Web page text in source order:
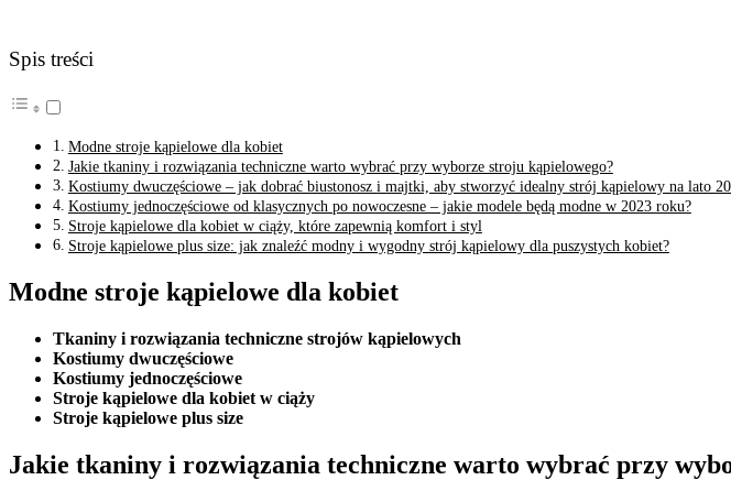
Spis treści
Modne stroje kąpielowe dla kobiet
Jakie tkaniny i rozwiązania techniczne warto wybrać przy wyborze stroju kąpielowego?
Kostiumy dwuczęściowe – jak dobrać biustonosz i majtki, aby stworzyć idealny strój kąpielowy na lato
Kostiumy jednoczęściowe od klasycznych po nowoczesne – jakie modele będą modne w 2023 roku?
Stroje kąpielowe dla kobiet w ciąży, które zapewnią komfort i styl
Stroje kąpielowe plus size: jak znaleźć modny i wygodny strój kąpielowy dla puszystych kobiet?
Modne stroje kąpielowe dla kobiet
Tkaniny i rozwiązania techniczne strojów kąpielowych
Kostiumy dwuczęściowe
Kostiumy jednoczęściowe
Stroje kąpielowe dla kobiet w ciąży
Stroje kąpielowe plus size
Jakie tkaniny i rozwiązania techniczne warto wybrać przy